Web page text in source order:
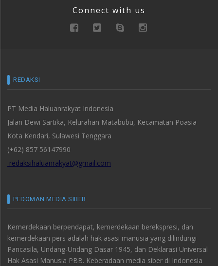
Connect with us
REDAKSI
PT Media Haluanrakyat Indonesia
Jalan Dewi Sartika, Kelurahan Matabubu, Kecamatan Poasia
Kota Kendari, Sulawesi Tenggara
(+62) 857 56147990
redaksihaluanrakyat@gmail.com
PEDOMAN MEDIA SIBER
Kemerdekaan berpendapat, kemerdekaan berekspresi, dan
kemerdekaan pers adalah hak asasi manusia yang dilindungi
Pancasila, Undang-Undang Dasar 1945, dan Deklarasi Universal
Hak Asasi Manusia PBB. Keberadaan media siber di Indonesia